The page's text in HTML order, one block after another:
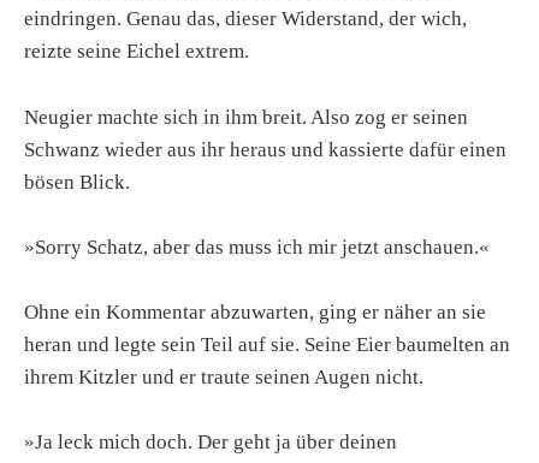
eindringen. Genau das, dieser Widerstand, der wich,
reizte seine Eichel extrem.
Neugier machte sich in ihm breit. Also zog er seinen
Schwanz wieder aus ihr heraus und kassierte dafür einen
bösen Blick.
»Sorry Schatz, aber das muss ich mir jetzt anschauen.«
Ohne ein Kommentar abzuwarten, ging er näher an sie
heran und legte sein Teil auf sie. Seine Eier baumelten an
ihrem Kitzler und er traute seinen Augen nicht.
»Ja leck mich doch. Der geht ja über deinen